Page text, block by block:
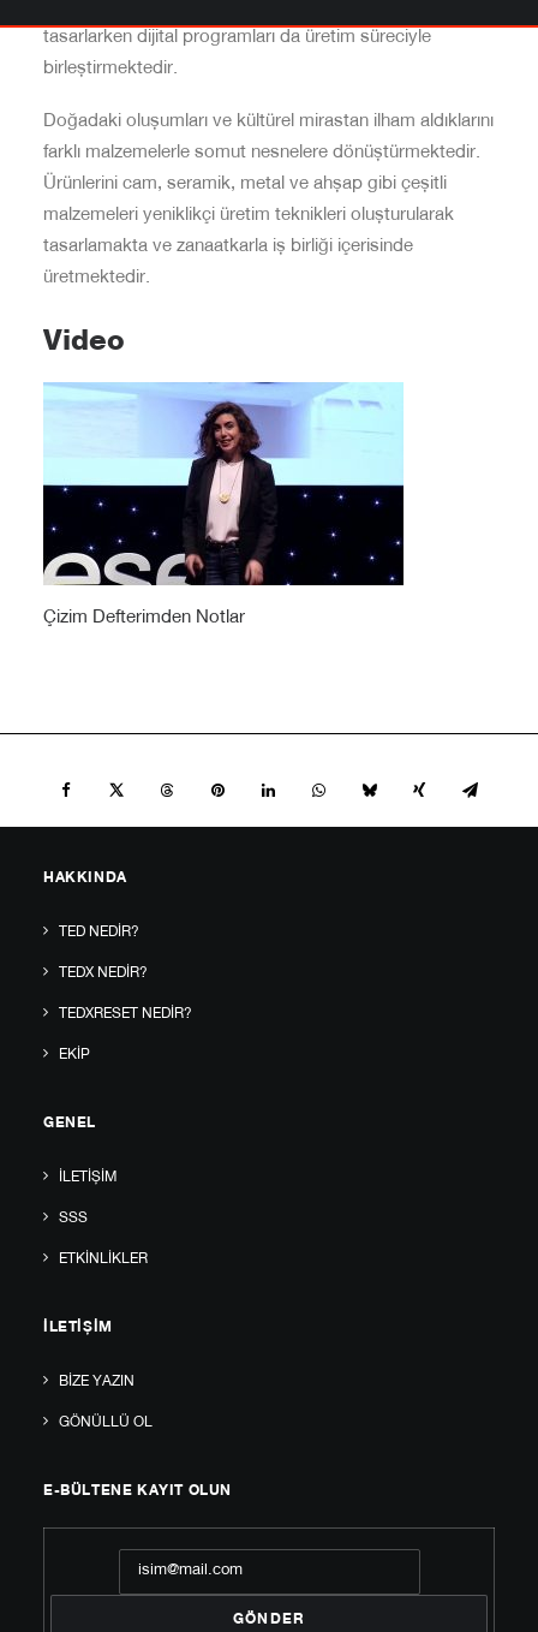
tasarlarken dijital programları da üretim süreciyle
birleştirmektedir.
Doğadaki oluşumları ve kültürel mirastan ilham aldıklarını
farklı malzemelerle somut nesnelere dönüştürmektedir.
Ürünlerini cam, seramik, metal ve ahşap gibi çeşitli
malzemeleri yeniklikçi üretim teknikleri oluşturularak
tasarlamakta ve zanaatkarla iş birliği içerisinde
üretmektedir.
Video
Çizim Defterimden Notlar
HAKKINDA
TED NEDIR?
TEDX NEDIR?
TEDXRESET NEDIR?
EKIP
GENEL
İLETIŞIM
SSS
ETKINLIKLER
İLETIŞIM
BIZE YAZIN
GÖNÜLLÜ OL
E-BÜLTENE KAYIT OLUN